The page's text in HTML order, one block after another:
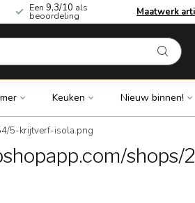
Een 9,3/10 als
beoordeling Maatwerk
Keuken Nieuw binnen!
5-krijtverf-isola.png